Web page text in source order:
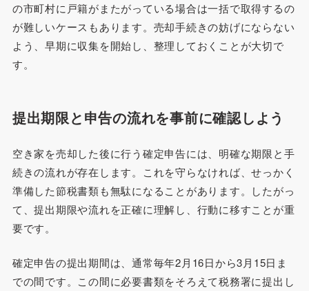
の市町村に戸籍がまたがっている場合は一括で取得するの
が難しいケースもあります。売却手続きの妨げにならない
よう、早期に収集を開始し、整理しておくことが大切で
す。
提出期限と申告の流れを事前に確認しよう
空き家を売却した後に行う確定申告には、明確な期限と手
続きの流れが存在します。これを守らなければ、せっかく
準備した節税書類も無駄になることがあります。したがっ
て、提出期限や流れを正確に理解し、行動に移すことが重
要です。
確定申告の提出期間は、通常毎年2月16日から3月15日ま
での間です。この間に必要書類をそろえて税務署に提出し